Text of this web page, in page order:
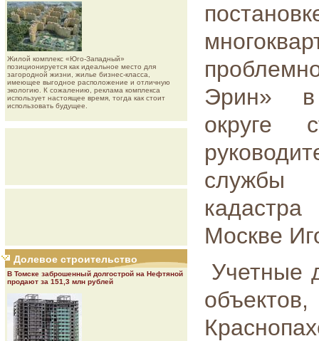
Жилой комплекс «Юго-Западный»
позиционируется как идеальное место для
загородной жизни, жилье бизнес-класса,
имеющее выгодное расположение и отличную
экологию. К сожалению, реклама комплекса
использует настоящее время, тогда как стоит
использовать будущее.
Долевое строительство
В Томске заброшенный долгострой на Нефтяной
продают за 151,3 млн рублей
Эрин» в
округе
службы
Москве
Учетные